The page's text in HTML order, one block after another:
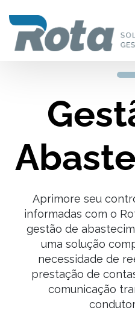
Aprimore seu
informadas com o
gestão de
uma solução
necessidade de
prestação de
comunicação